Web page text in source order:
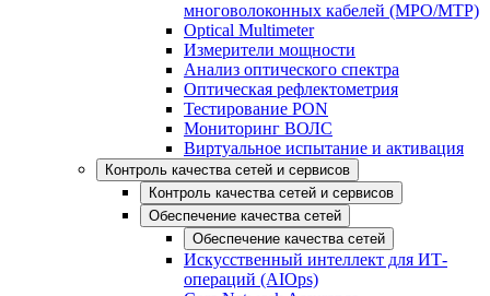
многоволоконных кабелей (MPO/MTP)
Optical Multimeter
Измерители мощности
Анализ оптического спектра
Оптическая рефлектометрия
Тестирование PON
Мониторинг ВОЛС
Виртуальное испытание и активация
Контроль качества сетей и сервисов
Контроль качества сетей и сервисов
Обеспечение качества сетей
Обеспечение качества сетей
Искусственный интеллект для ИТ-
операций (AIOps)